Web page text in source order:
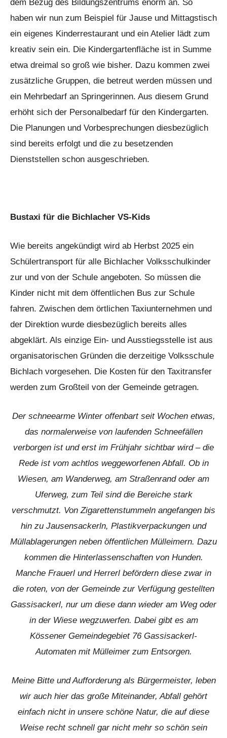
dem Bezug des Bildungszentrums enorm an. So
haben wir nun zum Beispiel für Jause und Mittagstisch
ein eigenes Kinderrestaurant und ein Atelier lädt zum
kreativ sein ein. Die Kindergartenfläche ist in Summe
etwa dreimal so groß wie bisher. Dazu kommen zwei
zusätzliche Gruppen, die betreut werden müssen und
ein Mehrbedarf an Springerinnen. Aus diesem Grund
erhöht sich der Personalbedarf für den Kindergarten.
Die Planungen und Vorbesprechungen diesbezüglich
sind bereits erfolgt und die zu besetzenden
Dienststellen schon ausgeschrieben.
Bustaxi für die Bichlacher VS-Kids
Wie bereits angekündigt wird ab Herbst 2025 ein
Schülertransport für alle Bichlacher Volksschulkinder
zur und von der Schule angeboten. So müssen die
Kinder nicht mit dem öffentlichen Bus zur Schule
fahren. Zwischen dem örtlichen Taxiunternehmen und
der Direktion wurde diesbezüglich bereits alles
abgeklärt. Als einzige Ein- und Ausstiegsstelle ist aus
organisatorischen Gründen die derzeitige Volksschule
Bichlach vorgesehen. Die Kosten für den Taxitransfer
werden zum Großteil von der Gemeinde getragen.
Der schneearme Winter offenbart seit Wochen etwas,
das normalerweise von laufenden Schneefällen
verborgen ist und erst im Frühjahr sichtbar wird – die
Rede ist vom achtlos weggeworfenen Abfall. Ob in
Wiesen, am Wanderweg, am Straßenrand oder am
Uferweg, zum Teil sind die Bereiche stark
verschmutzt. Von Zigarettenstummeln angefangen bis
hin zu Jausensackerln, Plastikverpackungen und
Müllablagerungen neben öffentlichen Mülleimern. Dazu
kommen die Hinterlassenschaften von Hunden.
Manche Frauerl und Herrerl befördern diese zwar in
die roten, von der Gemeinde zur Verfügung gestellten
Gassisackerl, nur um diese dann wieder am Weg oder
in der Wiese wegzuwerfen. Dabei gibt es am
Kössener Gemeindegebiet 76 Gassisackerl-
Automaten mit Mülleimer zum Entsorgen.
Meine Bitte und Aufforderung als Bürgermeister, leben
wir auch hier das große Miteinander, Abfall gehört
einfach nicht in unsere schöne Natur, die auf diese
Weise recht schnell gar nicht mehr so schön sein